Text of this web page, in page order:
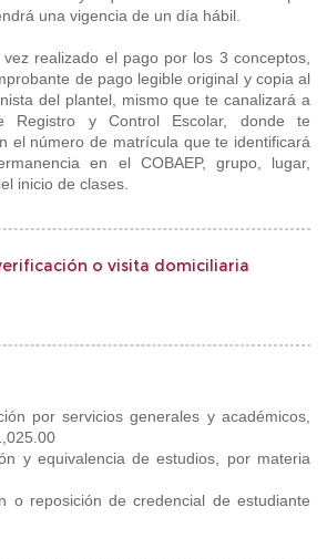
una vigencia de un día hábil.
vez realizado el pago por los 3 conceptos,
de pago legible original y copia al
del plantel, mismo que te canalizará a
Registro y Control Escolar, donde te
el número de matrícula que te identificará
en el COBAEP, grupo, lugar,
inicio de clases.
o visita domiciliaria
por servicios generales y académicos,
y equivalencia de estudios, por materia
o reposición de credencial de estudiante